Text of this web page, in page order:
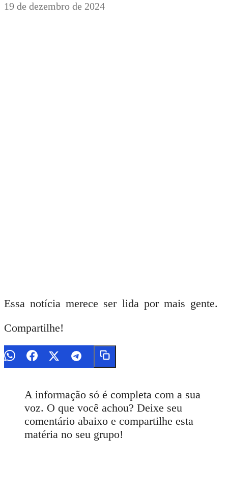
19 de dezembro de 2024
Essa notícia merece ser lida por mais gente.
Compartilhe!
A informação só é completa com a sua
voz. O que você achou? Deixe seu
comentário abaixo e compartilhe esta
matéria no seu grupo!